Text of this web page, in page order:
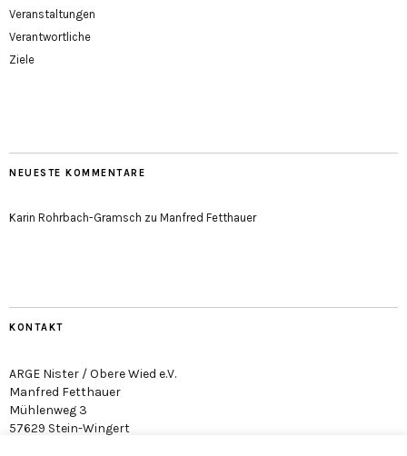
Veranstaltungen
Verantwortliche
Ziele
NEUESTE KOMMENTARE
Karin Rohrbach-Gramsch zu Manfred Fetthauer
KONTAKT
ARGE Nister / Obere Wied e.V.
Manfred Fetthauer
Mühlenweg 3
57629 Stein-Wingert